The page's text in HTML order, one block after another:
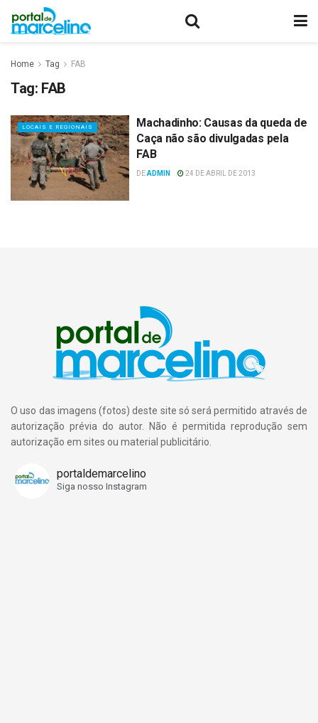
Home Tag FAB
Tag: FAB
LOCAIS E REGIONAIS
Machadinho: Causas da queda de
Caça não são divulgadas pela
FAB
DEADMIN 24 DE ABRIL DE 2013
O uso das imagens (fotos) deste site só será permitido através de
autorização prévia do autor. Não é permitida reprodução sem
autorização em sites ou material publicitário.
portaldemarcelino
Siga nosso Instagram